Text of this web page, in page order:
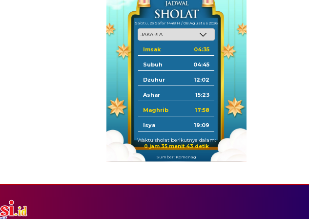
Sabtu, 23 Safar 1448 H / 08 Agustus 2026
Imsak 04:35
Subuh 04:45
Dzuhur 12:02
Ashar 15:23
Maghrib 17:58
Isya 19:09
Waktu sholat berikutnya dalam:
0 jam 35 menit 43 detik
Sumber: Kemenag